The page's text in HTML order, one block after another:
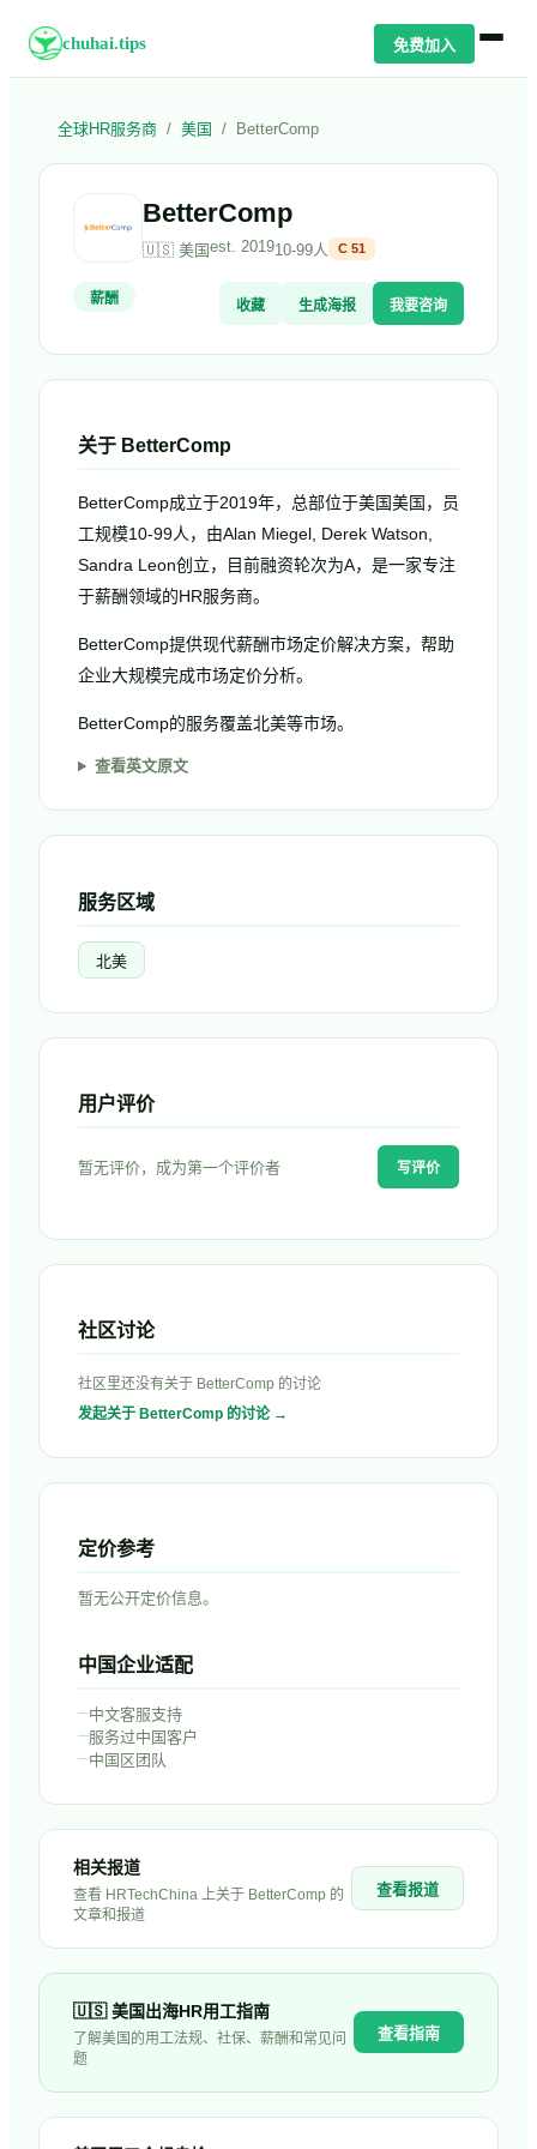
chuhai.tips 免费加入
全球HR服务商 / 美国 / BetterComp
BetterComp
🇺🇸 美国est. 201910-99人 C 51
薪酬 收藏 生成海报 我要咨询
关于 BetterComp
BetterComp成立于2019年，总部位于美国美国，员
工规模10-99人，由Alan Miegel, Derek Watson,
Sandra Leon创立，目前融资轮次为A，是一家专注
于薪酬领域的HR服务商。
BetterComp提供现代薪酬市场定价解决方案，帮助
企业大规模完成市场定价分析。
BetterComp的服务覆盖北美等市场。
查看英文原文
服务区域
北美
用户评价
暂无评价，成为第一个评价者 写评价
社区讨论
社区里还没有关于 BetterComp 的讨论
发起关于 BetterComp 的讨论 →
定价参考
暂无公开定价信息。
中国企业适配
–中文客服支持
–服务过中国客户
–中国区团队
相关报道
查看 HRTechChina 上关于 BetterComp 的
文章和报道
查看报道
🇺🇸 美国出海HR用工指南
了解美国 的用工法规、社保、薪酬和常见问
题
查看指南